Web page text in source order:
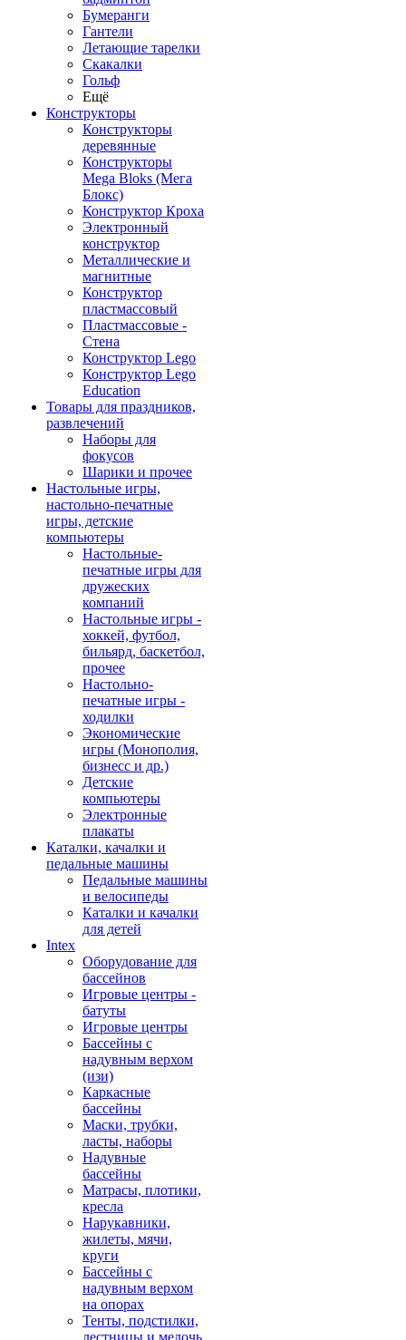
Бумеранги
Гантели
Летающие тарелки
Скакалки
Гольф
Ещё
Конструкторы
Конструкторы
деревянные
Конструкторы
Mega Bloks (Мега
Блокс)
Конструктор Кроха
Электронный
конструктор
Металлические и
магнитные
Конструктор
пластмассовый
Пластмассовые -
Стена
Конструктор Lego
Конструктор Lego
Education
Товары для праздников,
развлечений
Наборы для
фокусов
Шарики и прочее
Настольные игры,
настольно-печатные
игры, детские
компьютеры
Настольные-
печатные игры для
дружеских
компаний
Настольные игры -
хоккей, футбол,
бильярд, баскетбол,
прочее
Настольно-
печатные игры -
ходилки
Экономические
игры (Монополия,
бизнесс и др.)
Детские
компьютеры
Электронные
плакаты
Каталки, качалки и
педальные машины
Педальные машины
и велосипеды
Каталки и качалки
для детей
Intex
Оборудование для
бассейнов
Игровые центры -
батуты
Игровые центры
Бассейны с
надувным верхом
(изи)
Каркасные
бассейны
Маски, трубки,
ласты, наборы
Надувные
бассейны
Матрасы, плотики,
кресла
Нарукавники,
жилеты, мячи,
круги
Бассейны с
надувным верхом
на опорах
Тенты, подстилки,
лестницы и мелочь